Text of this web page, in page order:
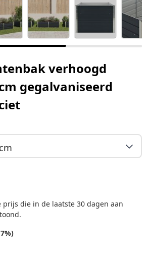
verhoogd
gegalvaniseerd
prijs die in de laatste 30 dagen aan